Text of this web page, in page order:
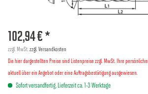
102,94 € *
zzgl. MwSt. zzgl. Versandkosten
Die hier dargestellten Preise sind Listenpreise zzgl. MwSt. Ihre
aktuell über ein Angebot oder eine Auftragsbestätigung ausgewiesen.
Sofort versandfertig, Lieferzeit ca. 1-3 Werktage